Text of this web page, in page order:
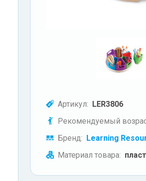
Артикул: LER3806
Рекомендуемый
Бренд: Learning
Материал товара: